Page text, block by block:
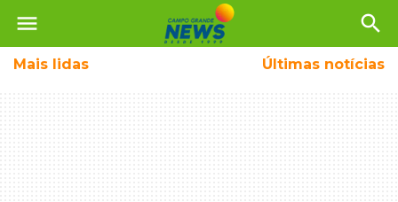
menu search
Mais lidas Últimas notícias